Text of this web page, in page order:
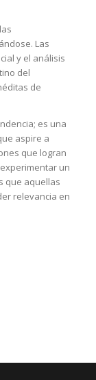
Las
y el análisis
del
de
es una
aspire a
que logran
un
que aquellas
relevancia en